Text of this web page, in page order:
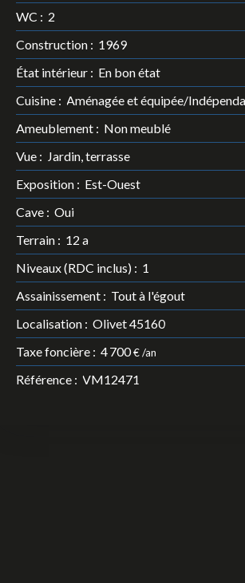
WC : 2
Construction : 1969
État intérieur : En bon état
Cuisine : Aménagée et équipée/
Ameublement : Non meublé
Vue : Jardin, terrasse
Exposition : Est-Ouest
Cave : Oui
Terrain : 12 a
Niveaux (RDC inclus) : 1
Assainissement : Tout à l'égout
Localisation : Olivet 45160
Taxe foncière : 4 700€ /an
Référence : VM12471